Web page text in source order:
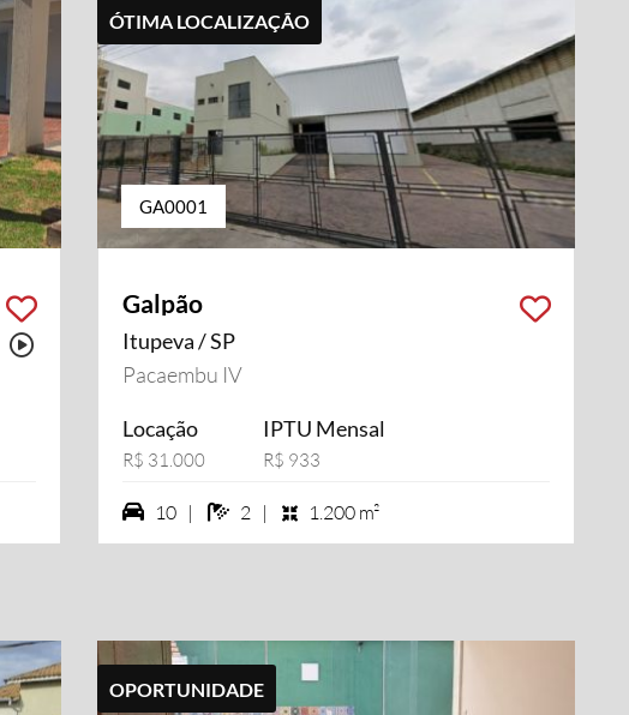
Possui vídeo
ÓTIMA LOCALIZAÇÃO
GA0001
Galpão
Itupeva / SP
Pacaembu IV
Locação
R$ 31.000
IPTU Mensal
R$ 933
10 vagas na garagem
10 | 2 banheiros
2 | 1.200 m²
OPORTUNIDADE